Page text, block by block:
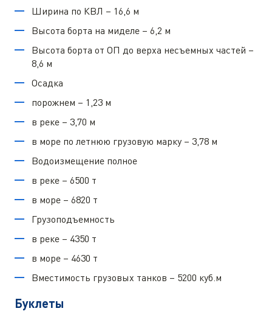
Ширина по КВЛ – 16,6 м
Высота борта на миделе – 6,2 м
Высота борта от ОП до верха несъемных частей –
8,6 м
Осадка
порожнем – 1,23 м
в реке – 3,70 м
в море по летнюю грузовую марку – 3,78 м
Водоизмещение полное
в реке – 6500 т
в море – 6820 т
Грузоподъемность
в реке – 4350 т
в море – 4630 т
Вместимость грузовых танков – 5200 куб.м
Буклеты